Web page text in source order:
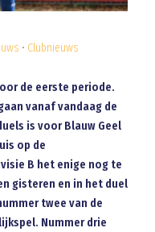
• Clubnieuws
de eerste periode.
vanaf vandaag de
is voor Blauw Geel
op de
B het enige nog te
gisteren en in het duel
twee van de
Nummer drie